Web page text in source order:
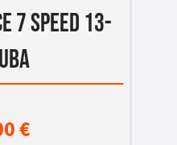
7 SPEED 13-
€